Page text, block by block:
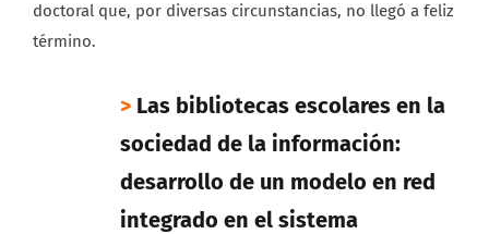
doctoral que, por diversas circunstancias, no llegó a feliz
término.
> Las bibliotecas escolares en la
sociedad de la información:
desarrollo de un modelo en red
integrado en el sistema